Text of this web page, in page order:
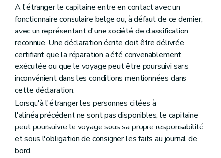
A l'étranger le capitaine entre en contact avec un
fonctionnaire consulaire belge ou, à défaut de ce dernier,
avec un représentant d'une société de classification
reconnue. Une déclaration écrite doit être délivrée
certifiant que la réparation a été convenablement
exécutée ou que le voyage peut être poursuivi sans
inconvénient dans les conditions mentionnées dans
cette déclaration.
Lorsqu'à l'étranger les personnes citées à
l'alinéa précédent ne sont pas disponibles, le capitaine
peut poursuivre le voyage sous sa propre responsabilité
et sous l'obligation de consigner les faits au journal de
bord.